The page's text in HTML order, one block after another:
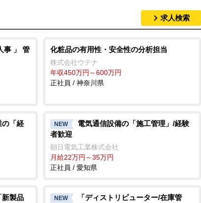
求人検索
事 」 管
化粧品の有用性・安全性の分析担当
株式会社ウテナ
年収450万円～600万円
正社員 / 神奈川県
の「経
NEW
電気通信設備の「施工管理」/経験
者歓迎
朝日電気工業株式会社
月給22万円～35万円
正社員 / 愛知県
新製品
NEW
「ディストリビューター/在庫管